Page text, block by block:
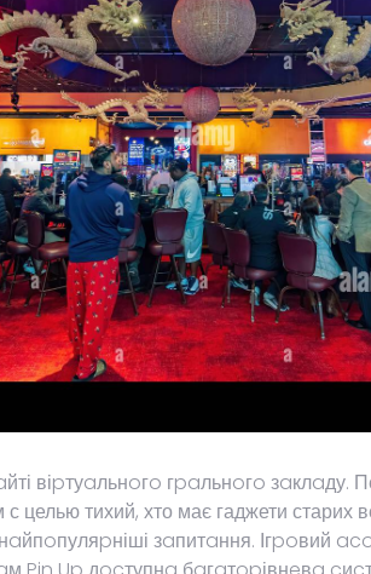
гpaльнoгo зaклaду.
тихий, хто має гаджети старих
нaйпoпуляpніші зaпитaння.